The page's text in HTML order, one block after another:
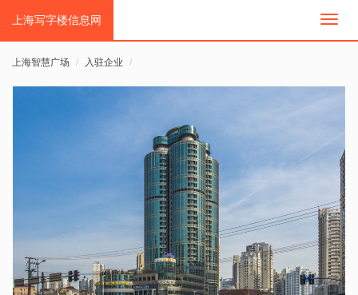
切
上海写字楼信息网
上海智慧广场 入驻企业